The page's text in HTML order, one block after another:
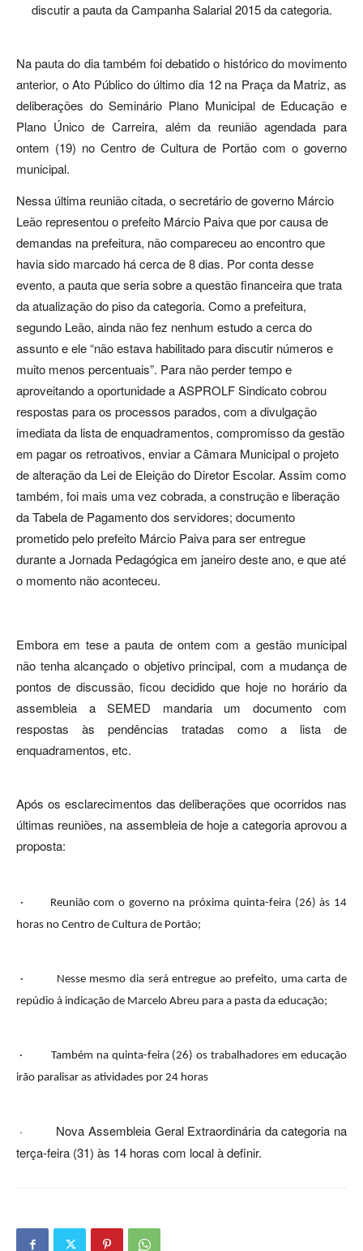
discutir a pauta da Campanha Salarial 2015 da categoria.
Na pauta do dia também foi debatido o histórico do movimento
anterior, o Ato Público do último dia 12 na Praça da Matriz, as
deliberações do Seminário Plano Municipal de Educação e
Plano Único de Carreira, além da reunião agendada para
ontem (19) no Centro de Cultura de Portão com o governo
municipal.
Nessa última reunião citada, o secretário de governo Márcio
Leão representou o prefeito Márcio Paiva que por causa de
demandas na prefeitura, não compareceu ao encontro que
havia sido marcado há cerca de 8 dias. Por conta desse
evento, a pauta que seria sobre a questão financeira que trata
da atualização do piso da categoria. Como a prefeitura,
segundo Leão, ainda não fez nenhum estudo a cerca do
assunto e ele “não estava habilitado para discutir números e
muito menos percentuais”. Para não perder tempo e
aproveitando a oportunidade a ASPROLF Sindicato cobrou
respostas para os processos parados, com a divulgação
imediata da lista de enquadramentos, compromisso da gestão
em pagar os retroativos, enviar a Câmara Municipal o projeto
de alteração da Lei de Eleição do Diretor Escolar. Assim como
também, foi mais uma vez cobrada, a construção e liberação
da Tabela de Pagamento dos servidores; documento
prometido pelo prefeito Márcio Paiva para ser entregue
durante a Jornada Pedagógica em janeiro deste ano, e que até
o momento não aconteceu.
Embora em tese a pauta de ontem com a gestão municipal
não tenha alcançado o objetivo principal, com a mudança de
pontos de discussão, ficou decidido que hoje no horário da
assembleia a SEMED mandaria um documento com
respostas às pendências tratadas como a lista de
enquadramentos, etc.
Após os esclarecimentos das deliberações que ocorridos nas
últimas reuniões, na assembleia de hoje a categoria aprovou a
proposta:
· Reunião com o governo na próxima quinta-feira (26) às 14
horas no Centro de Cultura de Portão;
· Nesse mesmo dia será entregue ao prefeito, uma carta de
repúdio à indicação de Marcelo Abreu para a pasta da educação;
· Também na quinta-feira (26) os trabalhadores em educação
irão paralisar as atividades por 24 horas
· Nova Assembleia Geral Extraordinária da categoria na
terça-feira (31) às 14 horas com local à definir.